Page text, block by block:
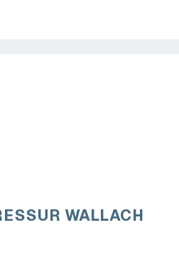
WALLACH